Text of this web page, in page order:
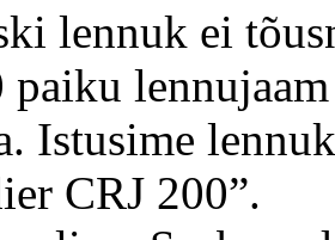
lennuk ei
Istusime
CRJ 200”.